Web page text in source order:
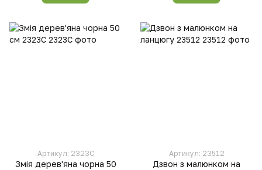
Артикул: 2323C
Змія дерев'яна чорна 50
Артикул: 23512
Дзвон з малюнком на